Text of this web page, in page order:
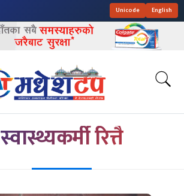
Unicode English
स्वास्थ्यकर्मी रित्तै